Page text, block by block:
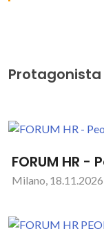
FORUM HR
Milano,